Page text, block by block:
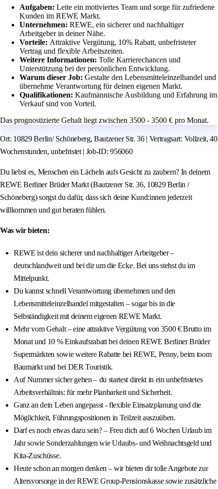
Aufgaben: Leite ein motiviertes Team und sorge für zufriedene
Kunden im REWE Markt.
Unternehmen: REWE, ein sicherer und nachhaltiger
Arbeitgeber in deiner Nähe.
Vorteile: Attraktive Vergütung, 10% Rabatt, unbefristeter
Vertrag und flexible Arbeitszeiten.
Weitere Informationen: Tolle Karrierechancen und
Unterstützung bei der persönlichen Entwicklung.
Warum dieser Job: Gestalte den Lebensmitteleinzelhandel und
übernehme Verantwortung für deinen eigenen Markt.
Qualifikationen: Kaufmännische Ausbildung und Erfahrung im
Verkauf sind von Vorteil.
Das prognostizierte Gehalt liegt zwischen 3500 - 3500 € pro Monat.
Ort: 10829 Berlin/ Schöneberg, Bautzener Str. 36 | Vertragsart: Vollzeit, 40
Wochenstunden, unbefristet | Job-ID: 956060
Du liebst es, Menschen ein Lächeln aufs Gesicht zu zaubern? In deinem
REWE Berliner Brüder Markt (Bautzener Str. 36, 10829 Berlin /
Schöneberg) sorgst du dafür, dass sich deine Kund:innen jederzeit
willkommen und gut beraten fühlen.
Was wir bieten:
REWE ist dein sicherer und nachhaltiger Arbeitgeber –
deutschlandweit und bei dir um die Ecke. Bei uns stehst du im
Mittelpunkt.
Du kannst schnell Verantwortung übernehmen und den
Lebensmitteleinzelhandel mitgestalten – sogar bis in die
Selbständigkeit mit deinem eigenen REWE Markt.
Mehr vom Gehalt – eine attraktive Vergütung von 3500 € Brutto im
Monat und 10 % Einkaufsrabatt bei deinen REWE Berliner Brüder
Supermärkten sowie weitere Rabatte bei REWE, Penny, beim toom
Baumarkt und bei DER Touristik.
Auf Nummer sicher gehen – du startest direkt in ein unbefristetes
Arbeitsverhältnis: für mehr Planbarkeit und Sicherheit.
Ganz an dein Leben angepasst - flexible Einsatzplanung und die
Möglichkeit, Führungspositionen in Teilzeit auszuüben.
Darf es noch etwas dazu sein? – Freu dich auf 6 Wochen Urlaub im
Jahr sowie Sonderzahlungen wie Urlaubs- und Weihnachtsgeld und
Kita-Zuschüsse.
Heute schon an morgen denken – wir bieten dir tolle Angebote zur
Altersvorsorge in der REWE Group-Pensionskasse sowie zusätzliche